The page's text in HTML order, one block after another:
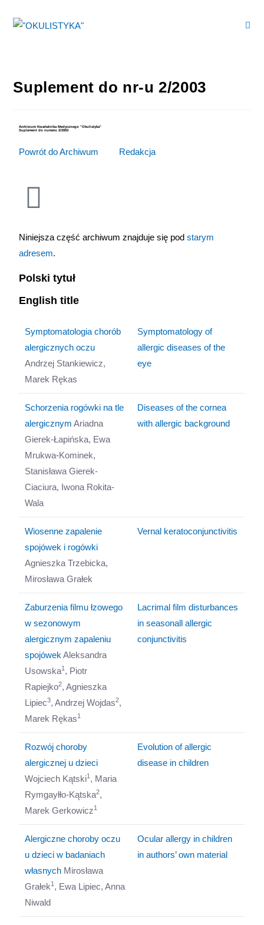
Suplement do nr-u 2/2003
Archiwum Kwartalnika Medycznego "Okulistyka"
Suplement do numeru 2/2003
Powrót do Archiwum Redakcja
Niniejsza część archiwum znajduje się podstarym
adresem.
Polski tytuł
English title
Symptomatologia chorób
alergicznych oczu
Andrzej Stankiewicz,
Marek Rękas
Symptomatology of
allergic diseases of the
eye
Schorzenia rogówki na tle
alergicznym Ariadna
Gierek-Łapińska, Ewa
Mrukwa-Kominek,
Stanisława Gierek-
Ciaciura, Iwona Rokita-
Wala
Diseases of the cornea
with allergic background
Wiosenne zapalenie
spojówek i rogówki
Agnieszka Trzebicka,
Mirosława Grałek
Vernal keratoconjunctivitis
Zaburzenia filmu łzowego
w sezonowym
alergicznym zapaleniu
spojówek Aleksandra
Usowska1 , Piotr
Rapiejko2, Agnieszka
Lipiec3, Andrzej Wojdas2,
Marek Rękas1
Lacrimal film disturbances
in seasonall allergic
conjunctivitis
Rozwój choroby
alergicznej u dzieci
Wojciech Kątski1 , Maria
Rymgayłło-Kątska2,
Marek Gerkowicz1
Evolution of allergic
disease in children
Alergiczne choroby oczu
u dzieci w badaniach
własnych Mirosława
Grałek1 , Ewa Lipiec, Anna
Niwald
Ocular allergy in children
in authors’ own material